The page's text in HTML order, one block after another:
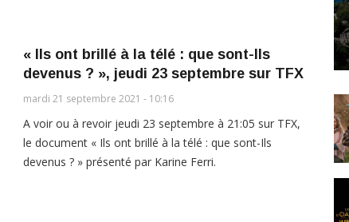
« Ils ont brillé à la télé : que sont-Ils
devenus ? », jeudi 23 septembre sur TFX
mardi 21 septembre 2021 - 10:16
A voir ou à revoir jeudi 23 septembre à 21:05 sur TFX,
le document « Ils ont brillé à la télé : que sont-Ils
devenus ? » présenté par Karine Ferri.